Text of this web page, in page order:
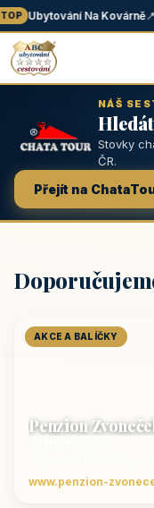
Ubytování Na Kovárně📍
NÁŠ
Stovky
ČR.
Přejít na
AKCE A BALÍČKY
Penzion
www.penzion-